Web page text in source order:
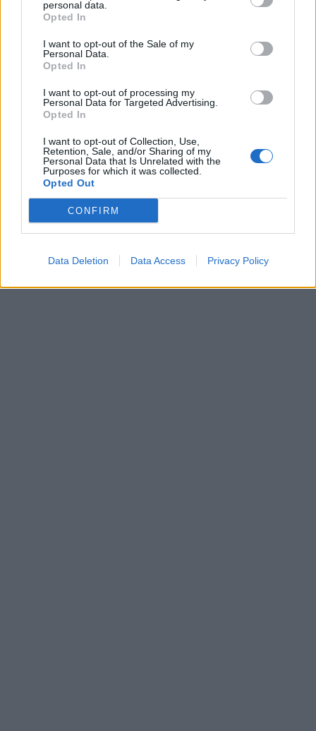
personal data.
Opted In
I want to opt-out of the Sale of my
Personal Data.
Opted In
I want to opt-out of processing my
Personal Data for Targeted Advertising.
Opted In
I want to opt-out of Collection, Use,
Retention, Sale, and/or Sharing of my
Personal Data that Is Unrelated with the
Purposes for which it was collected.
Opted Out
CONFIRM
Data Deletion Data Access Privacy Policy
In evidenza